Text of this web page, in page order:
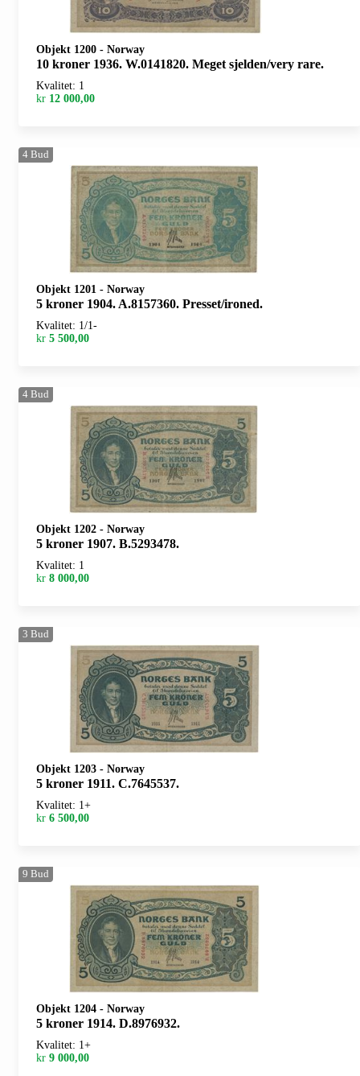
Objekt 1200 - Norway
10 kroner 1936. W.0141820. Meget sjelden/very rare.
Kvalitet: 1
kr 12 000,00
4 Bud
Objekt 1201 - Norway
5 kroner 1904. A.8157360. Presset/ironed.
Kvalitet: 1/1-
kr 5 500,00
4 Bud
Objekt 1202 - Norway
5 kroner 1907. B.5293478.
Kvalitet: 1
kr 8 000,00
3 Bud
Objekt 1203 - Norway
5 kroner 1911. C.7645537.
Kvalitet: 1+
kr 6 500,00
9 Bud
Objekt 1204 - Norway
5 kroner 1914. D.8976932.
Kvalitet: 1+
kr 9 000,00